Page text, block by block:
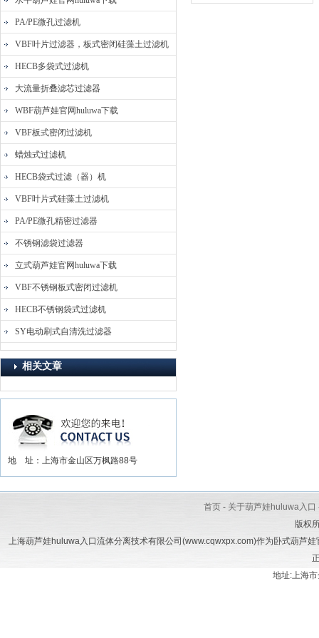
PA/PE微孔过滤机
VBF叶片过滤器，板式密闭硅藻土过滤机
HECB多袋式过滤机
大流量折叠滤芯过滤器
WBF葫芦娃官网huluwa下载
VBF板式密闭过滤机
蜡烛式过滤机
HECB袋式过滤（器）机
VBF叶片式硅藻土过滤机
PA/PE微孔精密过滤器
不锈钢滤袋过滤器
立式葫芦娃官网huluwa下载
VBF不锈钢板式密闭过滤机
HECB不锈钢袋式过滤机
SY电动刷式自清洗过滤器
相关文章
地 址：上海市金山区万枫路88号
首页 - 关于葫芦娃huluwa入口
版
上海葫芦娃huluwa入口流体分离技术有限公司(www.cqwxpx.com)作为卧式葫芦娃官
地址:上海